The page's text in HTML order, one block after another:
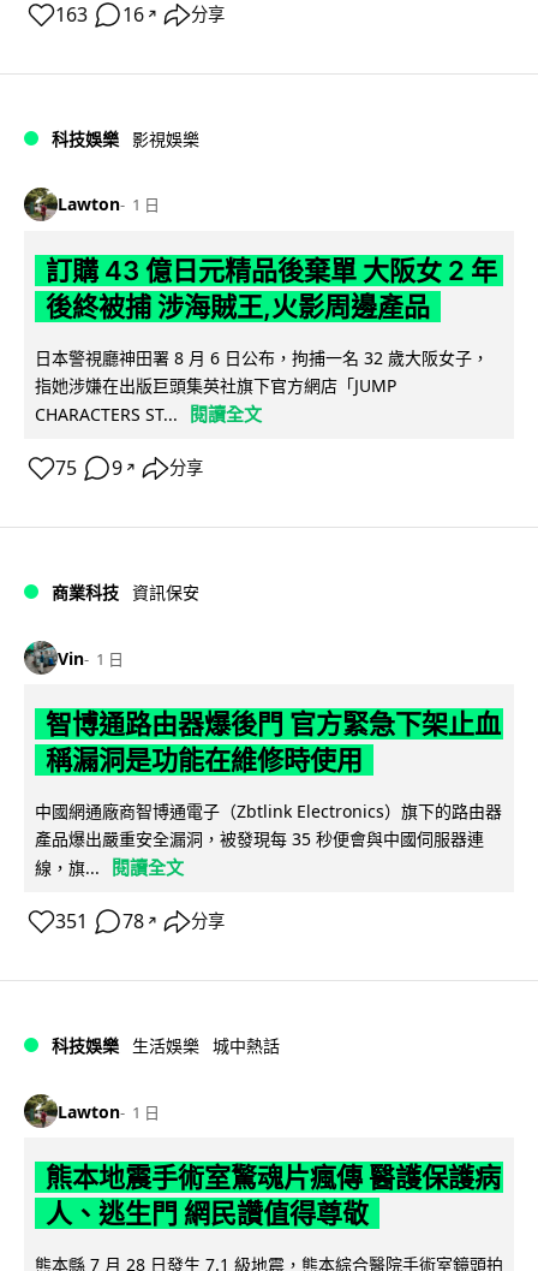
163 16 ↗ 分享
科技娛樂 影視娛樂
Lawton 1 日
訂購 43 億日元精品後棄單 大阪女 2 年
後終被捕 涉海賊王,火影周邊產品
日本警視廳神田署 8 月 6 日公布，拘捕一名 32 歲大阪女子，
指她涉嫌在出版巨頭集英社旗下官方網店「JUMP
CHARACTERS ST...
閱讀全文
75 9 ↗ 分享
商業科技 資訊保安
Vin 1 日
智博通路由器爆後門 官方緊急下架止血
稱漏洞是功能在維修時使用
中國網通廠商智博通電子（Zbtlink Electronics）旗下的路由器
產品爆出嚴重安全漏洞，被發現每 35 秒便會與中國伺服器連
線，旗...
閱讀全文
351 78 ↗ 分享
科技娛樂 生活娛樂 城中熱話
Lawton 1 日
熊本地震手術室驚魂片瘋傳 醫護保護病
人、逃生門 網民讚值得尊敬
熊本縣 7 月 28 日發生 7.1 級地震，熊本綜合醫院手術室鏡頭拍